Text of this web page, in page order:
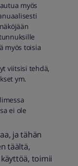
myös
myös toisia
viitsisi tehdä,
ym.
ei ole
ja tähän
täältä,
toimii